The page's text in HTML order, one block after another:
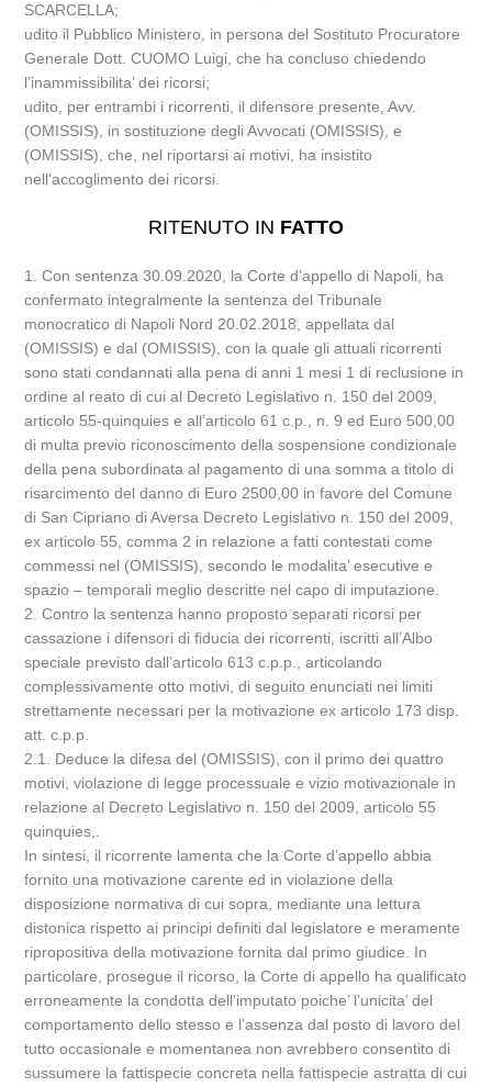
SCARCELLA;
udito il Pubblico Ministero, in persona del Sostituto Procuratore
Generale Dott. CUOMO Luigi, che ha concluso chiedendo
l’inammissibilita’ dei ricorsi;
udito, per entrambi i ricorrenti, il difensore presente, Avv.
(OMISSIS), in sostituzione degli Avvocati (OMISSIS), e
(OMISSIS), che, nel riportarsi ai motivi, ha insistito
nell’accoglimento dei ricorsi.
RITENUTO IN FATTO
1. Con sentenza 30.09.2020, la Corte d’appello di Napoli, ha
confermato integralmente la sentenza del Tribunale
monocratico di Napoli Nord 20.02.2018, appellata dal
(OMISSIS) e dal (OMISSIS), con la quale gli attuali ricorrenti
sono stati condannati alla pena di anni 1 mesi 1 di reclusione in
ordine al reato di cui al Decreto Legislativo n. 150 del 2009,
articolo 55-quinquies e all’articolo 61 c.p., n. 9 ed Euro 500,00
di multa previo riconoscimento della sospensione condizionale
della pena subordinata al pagamento di una somma a titolo di
risarcimento del danno di Euro 2500,00 in favore del Comune
di San Cipriano di Aversa Decreto Legislativo n. 150 del 2009,
ex articolo 55, comma 2 in relazione a fatti contestati come
commessi nel (OMISSIS), secondo le modalita’ esecutive e
spazio – temporali meglio descritte nel capo di imputazione.
2. Contro la sentenza hanno proposto separati ricorsi per
cassazione i difensori di fiducia dei ricorrenti, iscritti all’Albo
speciale previsto dall’articolo 613 c.p.p., articolando
complessivamente otto motivi, di seguito enunciati nei limiti
strettamente necessari per la motivazione ex articolo 173 disp.
att. c.p.p.
2.1. Deduce la difesa del (OMISSIS), con il primo dei quattro
motivi, violazione di legge processuale e vizio motivazionale in
relazione al Decreto Legislativo n. 150 del 2009, articolo 55
quinquies,.
In sintesi, il ricorrente lamenta che la Corte d’appello abbia
fornito una motivazione carente ed in violazione della
disposizione normativa di cui sopra, mediante una lettura
distonica rispetto ai principi definiti dal legislatore e meramente
ripropositiva della motivazione fornita dal primo giudice. In
particolare, prosegue il ricorso, la Corte di appello ha qualificato
erroneamente la condotta dell’imputato poiche’ l’unicita’ del
comportamento dello stesso e l’assenza dal posto di lavoro del
tutto occasionale e momentanea non avrebbero consentito di
sussumere la fattispecie concreta nella fattispecie astratta di cui